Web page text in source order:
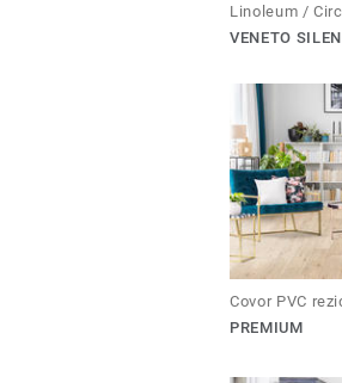
Linoleum /
VENETO
Covor PVC
PREMIUM